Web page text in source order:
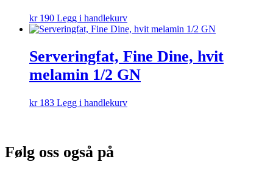
kr190 Legg i handlekurv
Serveringfat, Fine Dine, hvit
melamin 1/2 GN
kr183 Legg i handlekurv
Følg oss også på